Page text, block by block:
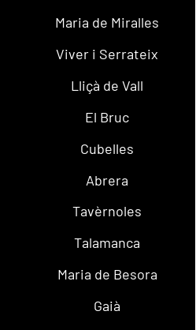
Maria de Miralles
Viver i Serrateix
Lliçà de Vall
El Bruc
Cubelles
Abrera
Tavèrnoles
Talamanca
Maria de Besora
Gaià